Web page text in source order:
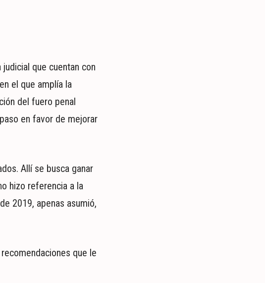
que cuentan con
el que amplía la
del fuero penal
en favor de mejorar
Allí se busca ganar
hizo referencia a la
2019, apenas asumió,
que le